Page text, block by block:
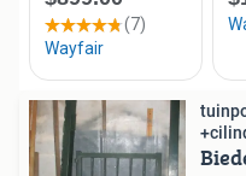
tuinpoort metaal